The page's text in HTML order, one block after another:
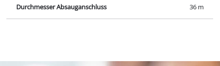
Durchmesser Absauganschluss 36 m